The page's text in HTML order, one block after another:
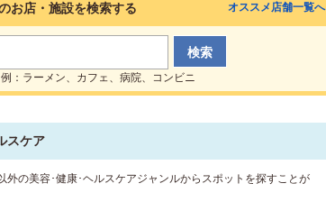
お店・施設を検索する
例：ラーメン、カフェ、病院、コンビニ
オススメ店舗一覧へ
スケア
の美容･健康･ヘルスケアジャンルからスポットを探すことが